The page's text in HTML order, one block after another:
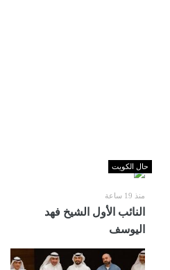
حال الكويت
منذ 19 ساعة
النائب الأول الشيخ فهد
اليوسف